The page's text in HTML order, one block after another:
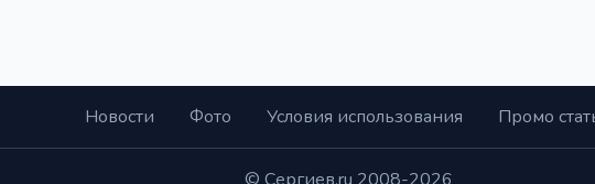
Новости Фото Условия использования Промо